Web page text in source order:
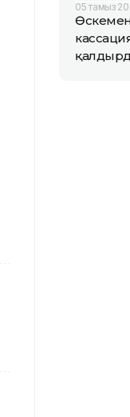
05 тамыз